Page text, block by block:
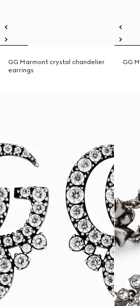
GG Marmont crystal chandelier
earrings
GG